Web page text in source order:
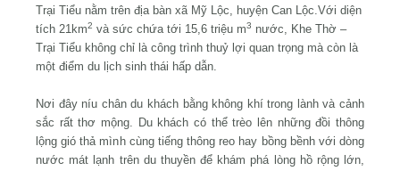
Trại Tiểu nằm trên địa bàn xã Mỹ Lộc, huyện Can Lộc.Với diện
tích 21km2 và sức chứa tới 15,6 triệu m3 nước, Khe Thờ –
Trại Tiểu không chỉ là công trình thuỷ lợi quan trọng mà còn là
một điểm du lịch sinh thái hấp dẫn.
Nơi đây níu chân du khách bằng không khí trong lành và cảnh
sắc rất thơ mộng. Du khách có thể trèo lên những đồi thông
lộng gió thả mình cùng tiếng thông reo hay bồng bềnh với dòng
nước mát lạnh trên du thuyền để khám phá lòng hồ rộng lớn,